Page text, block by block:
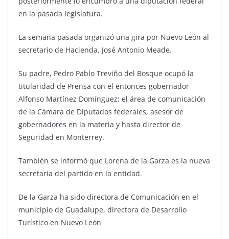
en la pasada legislatura.
La semana pasada organizó una gira por Nuevo León al
secretario de Hacienda, José Antonio Meade.
Su padre, Pedro Pablo Treviño del Bosque ocupó la
titularidad de Prensa con el entonces gobernador
Alfonso Martínez Domínguez; el área de comunicación
de la Cámara de Diputados federales, asesor de
gobernadores en la materia y hasta director de
Seguridad en Monterrey.
También se informó que Lorena de la Garza es la nueva
secretaria del partido en la entidad.
De la Garza ha sido directora de Comunicación en el
municipio de Guadalupe, directora de Desarrollo
Turístico en Nuevo León